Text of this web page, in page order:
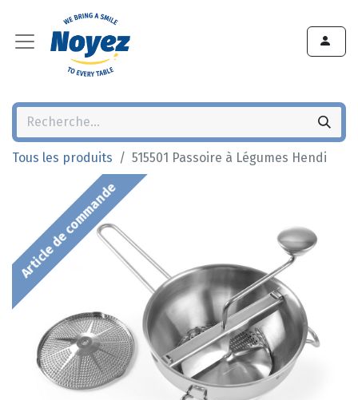
Tous les produits 515501 Passoire à Légumes Hendi
Article de commande